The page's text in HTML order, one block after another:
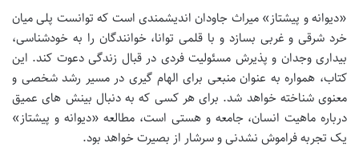
«دیوانه و پیشتاز» میراث جاودان اندیشمندی است که توانست پلی میان
خرد شرقی و غربی بسازد و با قلمی توانا، خوانندگان را به خودشناسی،
بیداری وجدان و پذیرش مسئولیت فردی در قبال زندگی دعوت کند. این
کتاب، همواره به عنوان منبعی برای الهام گیری در مسیر رشد شخصی و
معنوی شناخته خواهد شد. برای هر کسی که به دنبال بینش های عمیق
درباره ماهیت انسان، جامعه و هستی است، مطالعه «دیوانه و پیشتاز»
یک تجربه فراموش نشدنی و سرشار از بصیرت خواهد بود.